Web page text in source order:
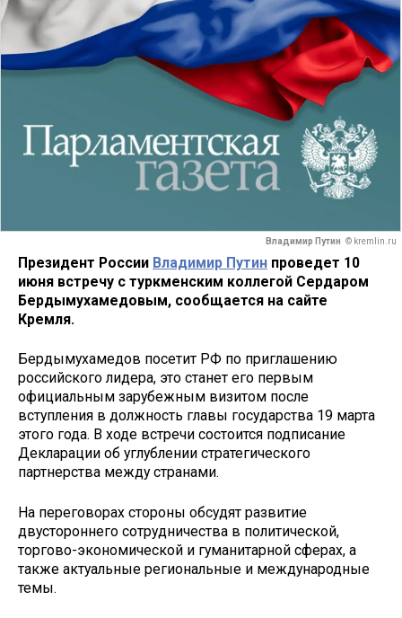
Владимир Путин © kremlin.ru
Президент России Владимир Путин проведет 10
июня встречу с туркменским коллегой Сердаром
Бердымухамедовым, сообщается на сайте
Кремля.
Бердымухамедов посетит РФ по приглашению
российского лидера, это станет его первым
официальным зарубежным визитом после
вступления в должность главы государства 19 марта
этого года. В ходе встречи состоится подписание
Декларации об углублении стратегического
партнерства между странами.
На переговорах стороны обсудят развитие
двустороннего сотрудничества в политической,
торгово-экономической и гуманитарной сферах, а
также актуальные региональные и международные
темы.